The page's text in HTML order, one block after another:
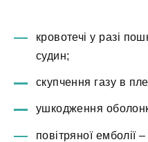
кровотечі у разі
судин;
скупчення газу в
ушкодження
повітряної емболії